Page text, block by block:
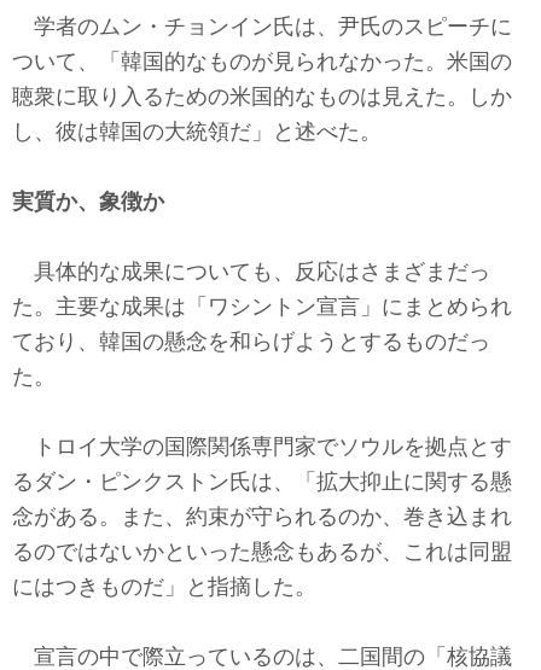
学者のムン・チョンイン氏は、尹氏のスピーチに
ついて、「韓国的なものが見られなかった。米国の
聴衆に取り入るための米国的なものは見えた。しか
し、彼は韓国の大統領だ」と述べた。
実質か、象徴か
具体的な成果についても、反応はさまざまだっ
た。主要な成果は「ワシントン宣言」にまとめられ
ており、韓国の懸念を和らげようとするものだっ
た。
トロイ大学の国際関係専門家でソウルを拠点とす
るダン・ピンクストン氏は、「拡大抑止に関する懸
念がある。また、約束が守られるのか、巻き込まれ
るのではないかといった懸念もあるが、これは同盟
にはつきものだ」と指摘した。
宣言の中で際立っているのは、二国間の「核協議